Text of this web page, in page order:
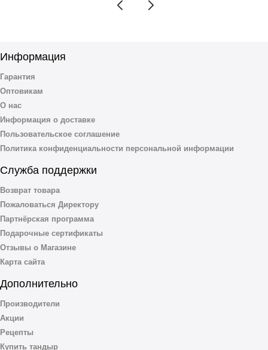
Информация
Гарантия
Оптовикам
О нас
Информация о доставке
Пользовательское соглашение
Политика конфиденциальности персональной информации
Служба поддержки
Возврат товара
Пожаловаться Директору
Партнёрская программа
Подарочные сертификаты
Отзывы о Магазине
Карта сайта
Дополнительно
Производители
Акции
Рецепты
Купить тандыр